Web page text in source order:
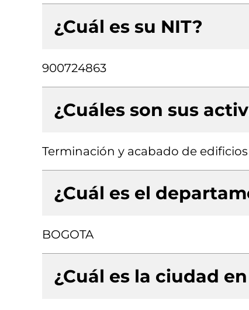
¿Cuál es su NIT?
900724863
¿Cuáles son sus
Terminación y acabado de
¿Cuál es el
BOGOTA
¿Cuál es la ciudad